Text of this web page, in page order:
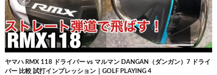
ヤマハ RMX 118 ドライバー vs マルマン DANGAN（ダンガン）7 ドライ
バー 比較 試打インプレッション｜GOLF PLAYING 4